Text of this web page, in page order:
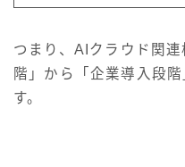
つまり、AIクラウド関
階」から「企業導入段
す。